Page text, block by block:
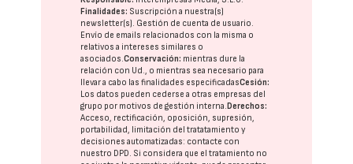
Finalidades: Suscripción a nuestra(s)
newsletter(s). Gestión de cuenta de usuario.
Envío de emails relacionados con la misma o
relativos a intereses similares o
asociados.Conservación: mientras dure la
relación con Ud., o mientras sea necesario para
llevar a cabo las finalidades especificadasCesión:
Los datos pueden cederse a otras empresas del
grupo por motivos de gestión interna.Derechos:
Acceso, rectificación, oposición, supresión,
portabilidad, limitación del tratatamiento y
decisiones automatizadas: contacte con
nuestro DPD . Si considera que el tratamiento no